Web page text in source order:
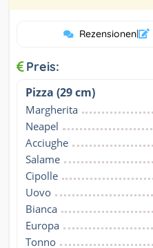
Rezensionen|
Preis:
Pizza (29 cm)
Margherita
Neapel
Acciughe
Salame
Cipolle
Uovo
Bianca
Europa
Tonno